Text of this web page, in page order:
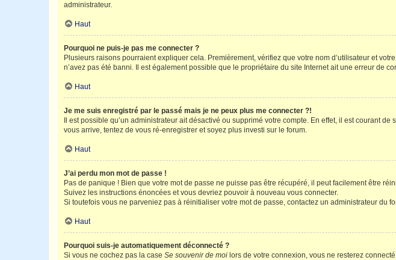
administrateur.
Haut
Pourquoi ne puis-je pas me connecter ?
Plusieurs raisons pourraient expliquer cela. Premièrement, vérifiez que votre nom d’utilisateur et
n’avez pas été banni. Il est également possible que le propriétaire du site Internet ait une erreur de
Haut
Je me suis enregistré par le passé mais je ne peux plus me connecter ?!
Il est possible qu’un administrateur ait désactivé ou supprimé votre compte. En effet, il est courant
vous arrive, tentez de vous ré-enregistrer et soyez plus investi sur le forum.
Haut
J’ai perdu mon mot de passe !
Pas de panique ! Bien que votre mot de passe ne puisse pas être récupéré, il peut facilement être
Suivez les instructions énoncées et vous devriez pouvoir à nouveau vous connecter.
Si toutefois vous ne parveniez pas à réinitialiser votre mot de passe, contactez un administrateur du
Haut
Pourquoi suis-je automatiquement déconnecté ?
Si vous ne cochez pas la case Se souvenir de moi lors de votre connexion, vous ne resterez